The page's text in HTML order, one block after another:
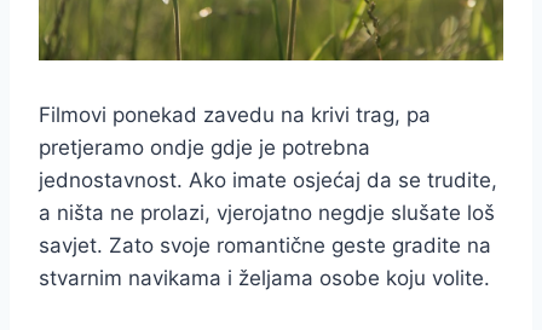
Filmovi ponekad zavedu na krivi trag, pa
pretjeramo ondje gdje je potrebna
jednostavnost. Ako imate osjećaj da se trudite,
a ništa ne prolazi, vjerojatno negdje slušate loš
savjet. Zato svoje romantične geste gradite na
stvarnim navikama i željama osobe koju volite.